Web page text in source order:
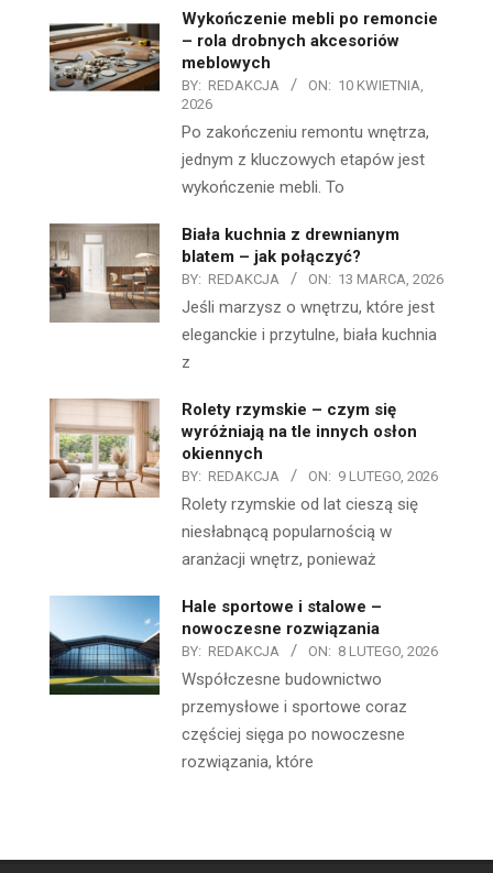
Wykończenie mebli po remoncie
– rola drobnych akcesoriów
meblowych
BY: REDAKCJA ON: 10 KWIETNIA,
2026
Po zakończeniu remontu wnętrza,
jednym z kluczowych etapów jest
wykończenie mebli. To
Biała kuchnia z drewnianym
blatem – jak połączyć?
BY: REDAKCJA ON: 13 MARCA, 2026
Jeśli marzysz o wnętrzu, które jest
eleganckie i przytulne, biała kuchnia
z
Rolety rzymskie – czym się
wyróżniają na tle innych osłon
okiennych
BY: REDAKCJA ON: 9 LUTEGO, 2026
Rolety rzymskie od lat cieszą się
niesłabnącą popularnością w
aranżacji wnętrz, ponieważ
Hale sportowe i stalowe –
nowoczesne rozwiązania
BY: REDAKCJA ON: 8 LUTEGO, 2026
Współczesne budownictwo
przemysłowe i sportowe coraz
częściej sięga po nowoczesne
rozwiązania, które